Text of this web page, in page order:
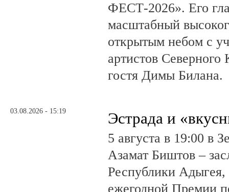
ФЕСТ-2026». Его
масштабный
открытым небом с
артистов Северного
гостя Димы Билана.
03.08.2026 - 15:19 Эстрада и
5 августа в 19:00 в
Азамат Биштов –
Республики
ежегодной Премии